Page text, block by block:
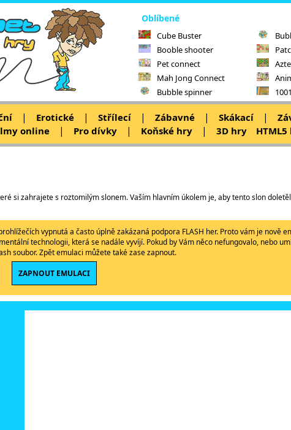
Oblíbené
Cube Buster
Booble shooter
Pet connect
Mah Jong Connect
Bubble spinner
| Erotické | Střílecí | Zábavné | Skákací |
online | Pro dívky | Koňské hry | 3D hry
si zahrajete s roztomilým slonem. Vaším hlavním úkolem je, aby tento slon
vypnutá a často úplně zakázaná podpora FLASH her. Proto vám je nově
technologii, která se nadále vyvíjí. Pokud by Vám něco nefungovalo, nebo
soubor. Zpět emulaci můžete také zase zapnout.
ZAPNOUT EMULACI